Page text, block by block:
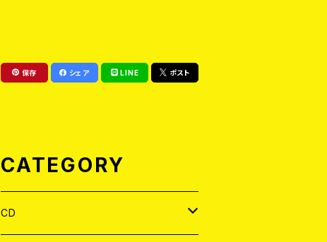
保存 シェア LINE ポスト
CATEGORY
CD